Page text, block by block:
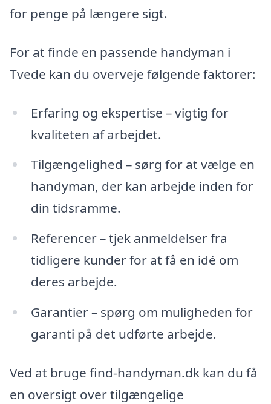
for penge på længere sigt.
For at finde en passende handyman i
Tvede kan du overveje følgende faktorer:
Erfaring og ekspertise – vigtig for
kvaliteten af arbejdet.
Tilgængelighed – sørg for at vælge en
handyman, der kan arbejde inden for
din tidsramme.
Referencer – tjek anmeldelser fra
tidligere kunder for at få en idé om
deres arbejde.
Garantier – spørg om muligheden for
garanti på det udførte arbejde.
Ved at bruge find-handyman.dk kan du få
en oversigt over tilgængelige